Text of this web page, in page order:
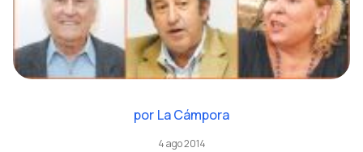
por La Cámpora
4 ago 2014